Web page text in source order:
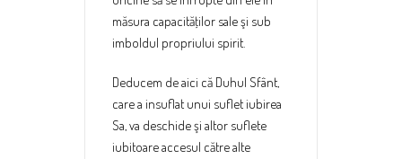
măsura capacităţilor sale şi sub
imboldul propriului spirit.
Deducem de aici că Duhul Sfânt,
care a insuflat unui suflet iubirea
Sa, va deschide şi altor suflete
iubitoare accesul către alte